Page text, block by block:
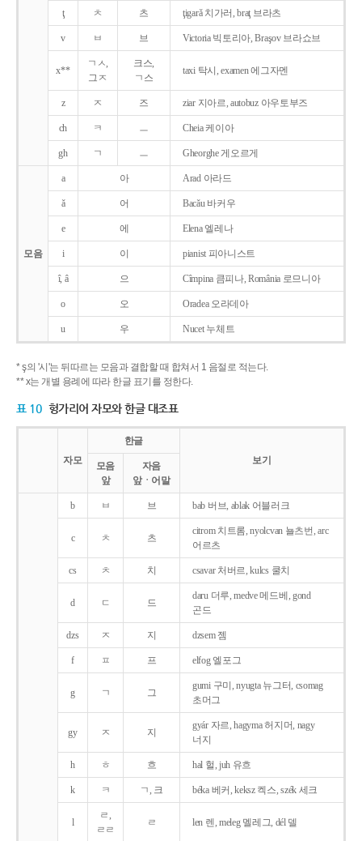
ţ ㅊ 츠 ţigarǎ 치가러, braţ 브라츠
v ㅂ 브 Victoria 빅토리아, Braşov 브라쇼브
x**
ㄱㅅ,
그ㅈ
크스,
ㄱ스
taxi 탁시, examen 에그자멘
z ㅈ 즈 ziar 지아르, autobuz 아우토부즈
ch ㅋ ㅡ Cheia 케이아
gh ㄱ ㅡ Gheorghe 게오르게
모음
a 아 Arad 아라드
ǎ 어 Bacǎu 바커우
e 에 Elena 엘레나
i 이 pianist 피아니스트
î, â 으 Cîmpina 큼피나, România 로므니아
o 오 Oradea 오라데아
u 우 Nucet 누체트
* ş의 '시'는 뒤따르는 모음과 결합할 때 합쳐서 1 음절로 적는다.
** x는 개별 용례에 따라 한글 표기를 정한다.
표 10 헝가리어 자모와 한글 대조표
자모
한글
보기
모음
앞
자음
앞ㆍ어말
b ㅂ 브 bab 버브, ablak 어블러크
c ㅊ 츠
citrom 치트롬, nyolcvan 뇰츠번, arc
어르츠
cs ㅊ 치 csavar 처버르, kulcs 쿨치
d ㄷ 드
daru 더루, medve 메드베, gond
곤드
dzs ㅈ 지 dzsem 젬
f ㅍ 프 elfog 엘포그
g ㄱ 그
gumi 구미, nyugta 뉴그터, csomag
초머그
gy ㅈ 지
gyár 자르, hagyma 허지머, nagy
너지
h ㅎ 흐 hal 헐, juh 유흐
k ㅋ ㄱ, 크 béka 베커, keksz 켁스, szék 세크
l
ㄹ,
ㄹㄹ
ㄹ len 렌, meleg 멜레그, dél 델